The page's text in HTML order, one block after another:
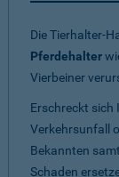
Die Tierhalter-
Pferdehalter
Vierbeiner
Erschreckt sich
Verkehrsunfall
Bekannten
Schaden